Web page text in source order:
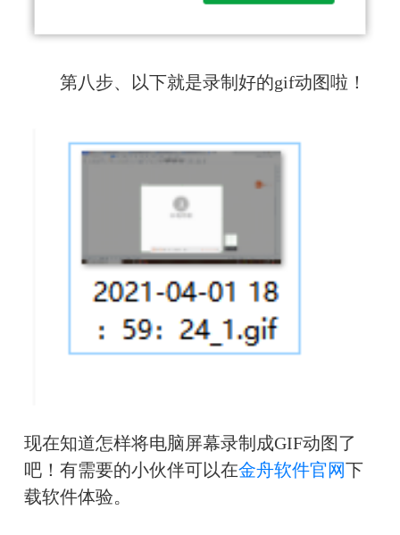
第八步、以下就是录制好的gif动图啦！
现在知道怎样将电脑屏幕录制成GIF动图了
吧！有需要的小伙伴可以在金舟软件官网下
载软件体验。